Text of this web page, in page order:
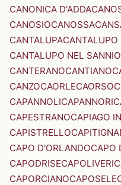
CANONICA D'ADDA
CANOSIOCANOSSA
CANTALUPACANTALUPO
CANTALUPO NEL SANNIO
CANTERANOCANTIANO
CANZOCAORLECAORSO
CAPANNOLICAPANNORI
CAPESTRANOCAPIAGO
CAPISTRELLO
CAPO D'ORLANDOCAPO
CAPODRISECAPOLIVERI
CAPORCIANOCAPOSELE